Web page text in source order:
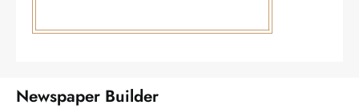
Newspaper Builder